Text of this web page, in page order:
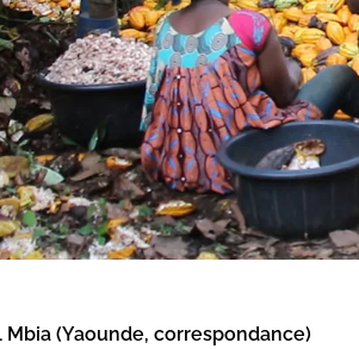
Mbia (Yaounde, correspondance)